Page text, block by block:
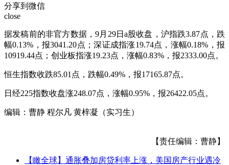
分享到微信
close
据发稿前的非官方数据，9月29日a股收盘，沪指跌3.87点，跌
幅0.13%，报3041.20点；深证成指涨19.74点，涨幅0.18%，报
10919.44点；创业板指涨19.23点，涨幅0.83%，报2333.00点。
恒生指数收跌85.01点，跌幅0.49%，报17165.87点。
日经225指数收盘涨248.07点，涨幅0.95%，报26422.05点。
编辑：曹静 程尔凡 黄梓凝（实习生）
【责任编辑：曹静】
【瞰全球】通胀叠加房贷利率上涨，美国房产行业遇冷